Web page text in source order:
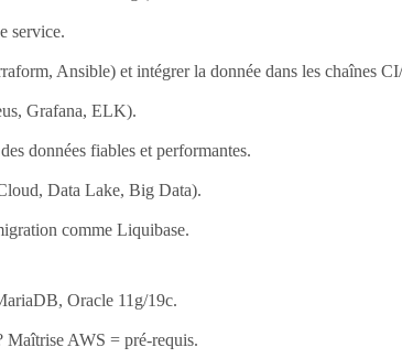
service.
Ansible) et intégrer la donnée dans les chaînes
Grafana, ELK).
données fiables et performantes.
Data Lake, Big Data).
comme Liquibase.
Oracle 11g/19c.
AWS = pré-requis.